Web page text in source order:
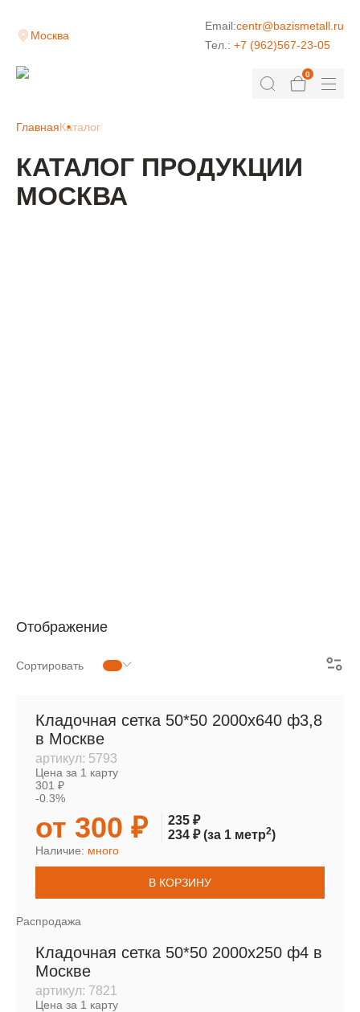
Москва
Email:centr@bazismetall.ru
Тел.: +7 (962)567-23-05
0
ГлавнаяКаталог
КАТАЛОГ ПРОДУКЦИИ
МОСКВА
Отображение
Сортировать
Кладочная сетка 50*50 2000х640 ф3,8
в Москве
артикул: 5793
Цена за 1 карту
301 ₽
-0.3%
от 300 ₽
235 ₽
234 ₽(за 1 метр2)
Наличие: много
В КОРЗИНУ
Распродажа
Кладочная сетка 50*50 2000х250 ф4 в
Москве
артикул: 7821
Цена за 1 карту